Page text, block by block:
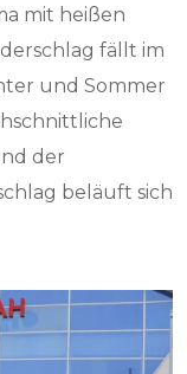
mit heißen
fällt im
und Sommer
der
beläuft sich